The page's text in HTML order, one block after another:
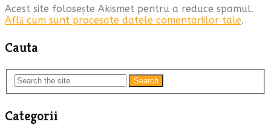
Acest site folosește Akismet pentru a reduce spamul.
Află cum sunt procesate datele comentariilor tale.
Cauta
Search
Categorii